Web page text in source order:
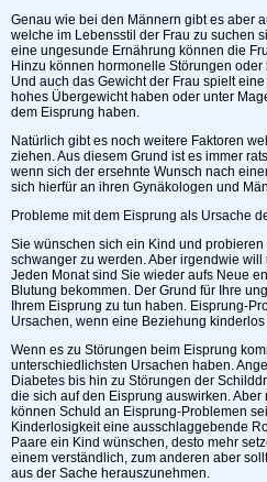
Genau wie bei den Männern gibt es aber
welche im Lebensstil der Frau zu suchen
eine ungesunde Ernährung können die
Hinzu können hormonelle Störungen
Und auch das Gewicht der Frau spielt
hohes Übergewicht haben oder unter
dem Eisprung haben.
Natürlich gibt es noch weitere Faktoren
ziehen. Aus diesem Grund ist es immer
wenn sich der ersehnte Wunsch nach
sich hierfür an ihren Gynäkologen und
Probleme mit dem Eisprung als Ursache
Sie wünschen sich ein Kind und
schwanger zu werden. Aber irgendwie
Jeden Monat sind Sie wieder aufs Neue
Blutung bekommen. Der Grund für Ihre
Ihrem Eisprung zu tun haben. Eisprung-
Ursachen, wenn eine Beziehung
Wenn es zu Störungen beim Eisprung
unterschiedlichsten Ursachen haben.
Diabetes bis hin zu Störungen der
die sich auf den Eisprung auswirken.
können Schuld an Eisprung-Problemen
Kinderlosigkeit eine ausschlaggebende
Paare ein Kind wünschen, desto mehr
einem verständlich, zum anderen aber
aus der Sache herauszunehmen.